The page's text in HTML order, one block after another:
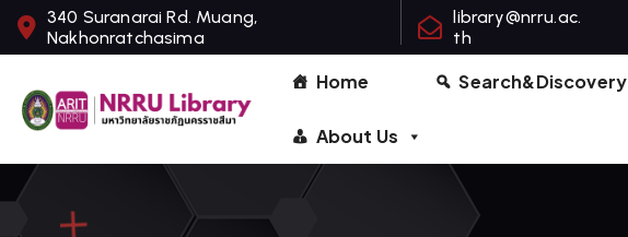
o
340 Suranarai Rd. Muang,
Nakhonratchasima
library@nrru.ac.
th
Home Search&Discovery
About Us